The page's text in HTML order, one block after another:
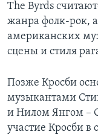
The Byrds
жанра фолк-рок,
американских
сцены и стиля
Позже Кросби
музыкантами
и Нилом Янгом –
участие Кросби в